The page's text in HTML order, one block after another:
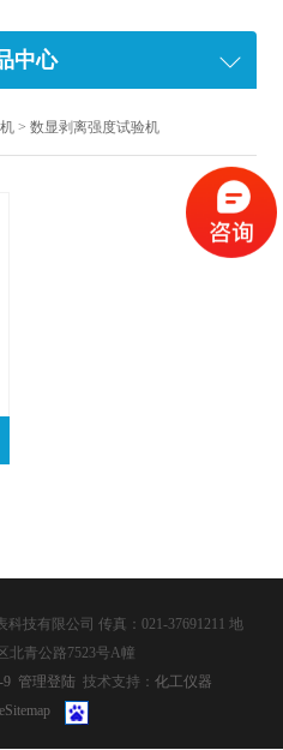
中心
>数显剥离强度试验机
技有限公司 传真：021-37691211 地
北青公路7523号A幢
9 管理登陆 技术支持： 化工仪器